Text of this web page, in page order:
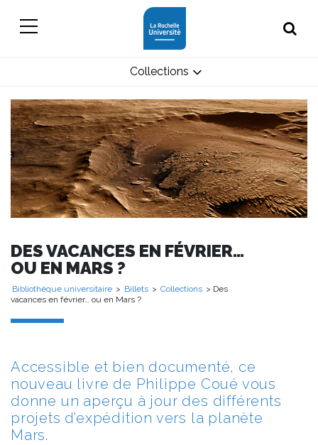
DES VACANCES EN FÉVRIER…
OU EN MARS ?
Bibliothèque universitaire > Billets > Collections > Des
vacances en février… ou en Mars ?
Accessible et bien documenté, ce
nouveau livre de Philippe Coué vous
donne un aperçu à jour des différents
projets d’expédition vers la planète
Mars.
Collections